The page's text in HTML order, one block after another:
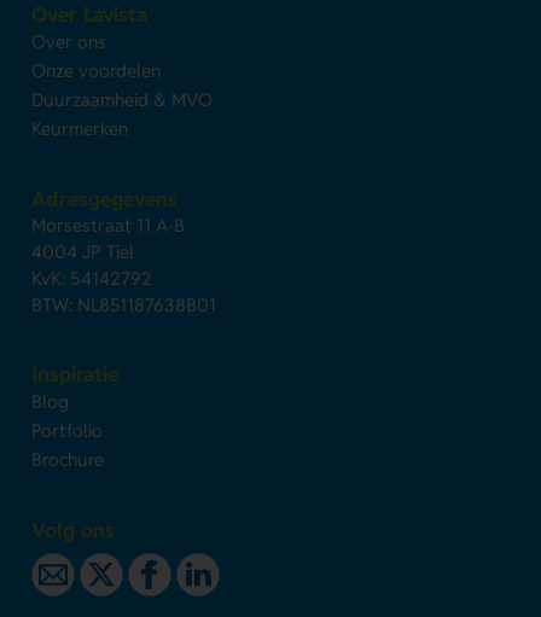
Over Lavista
Over ons
Onze voordelen
Duurzaamheid & MVO
Keurmerken
Adresgegevens
Morsestraat 11 A-B
4004 JP Tiel
KvK: 54142792
BTW: NL851187638B01
Inspiratie
Blog
Portfolio
Brochure
Volg ons